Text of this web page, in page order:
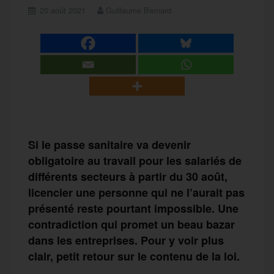
Si le passe sanitaire va devenir
obligatoire au travail pour les salariés de
différents secteurs à partir du 30 août,
licencier une personne qui ne l’aurait pas
présenté reste pourtant impossible. Une
contradiction qui promet un beau bazar
dans les entreprises. Pour y voir plus
clair, petit retour sur le contenu de la loi.